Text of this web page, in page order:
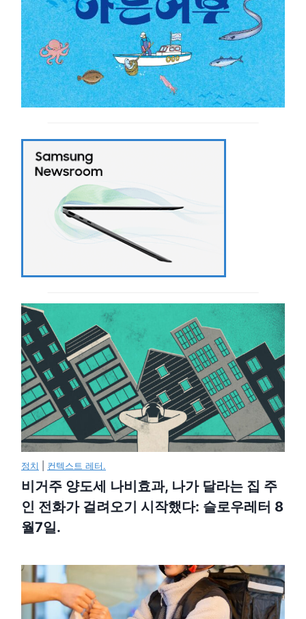
정치 컨텍스트 레터.
비거주 양도세 나비효과, 나가 달라는 집 주
인 전화가 걸려오기 시작했다: 슬로우레터 8
월7일.